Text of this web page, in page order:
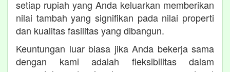
setiap rupiah yang Anda keluarkan memberikan
nilai tambah yang signifikan pada nilai properti
dan kualitas fasilitas yang dibangun.
Keuntungan luar biasa jika Anda bekerja sama
dengan kami adalah fleksibilitas dalam